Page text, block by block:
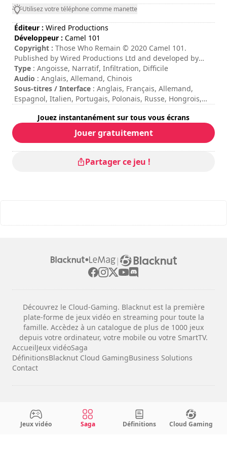
Utilisez votre téléphone comme manette
Éditeur : Wired Productions
Développeur : Camel 101
Copyright : Those Who Remain © 2020 Camel 101.
Published by Wired Productions Ltd and developed by
Camel 101. All Rights Reserved.
Type : Angoisse, Narratif, Infiltration, Difficile
Audio : Anglais, Allemand, Chinois
Sous-titres / Interface : Anglais, Français, Allemand,
Espagnol, Italien, Portugais, Polonais, Russe, Hongrois,
Durée de session: 10 - 30 minutes
Durée totale
Difficulté
: élevée
Les commandes sont indiquées dans les options du jeu.
Jouez instantanément sur tous vous écrans
Jouer gratuitement
Partager ce jeu !
|
Découvrez le Cloud-Gaming. Blacknut est la première
plate-forme de jeux vidéo en streaming pour toute la
famille. Accèdez à un catalogue de plus de 1000 jeux
depuis votre ordinateur, votre mobile ou votre SmartTV.
AccueilJeux vidéoSaga
DéfinitionsBlacknut Cloud GamingBusiness Solutions
Contact
Mentions légales
Conditions d'utilisation
Confidentialité
Jeux vidéo Saga Définitions Cloud Gaming